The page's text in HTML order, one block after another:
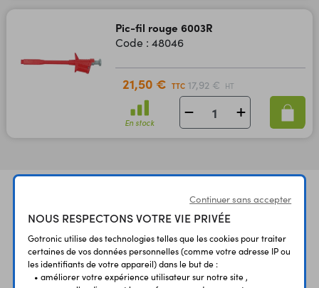
Pic-fil rouge 6003R
Code : 48046
21,50 € TTC 17,92 € HT
En stock
UNE QUESTION?
UN CONSEIL?
PAIEMENT
SÉCURISÉ
LIVRAISON
RAPIDE
Continuer sans accepter
NOUS RESPECTONS VOTRE VIE PRIVÉE
Gotronic utilise des technologies telles que les cookies pour traiter
certaines de vos données personnelles (comme votre adresse IP ou
les identifiants de votre appareil) dans le but de :
• améliorer votre expérience utilisateur sur notre site ,